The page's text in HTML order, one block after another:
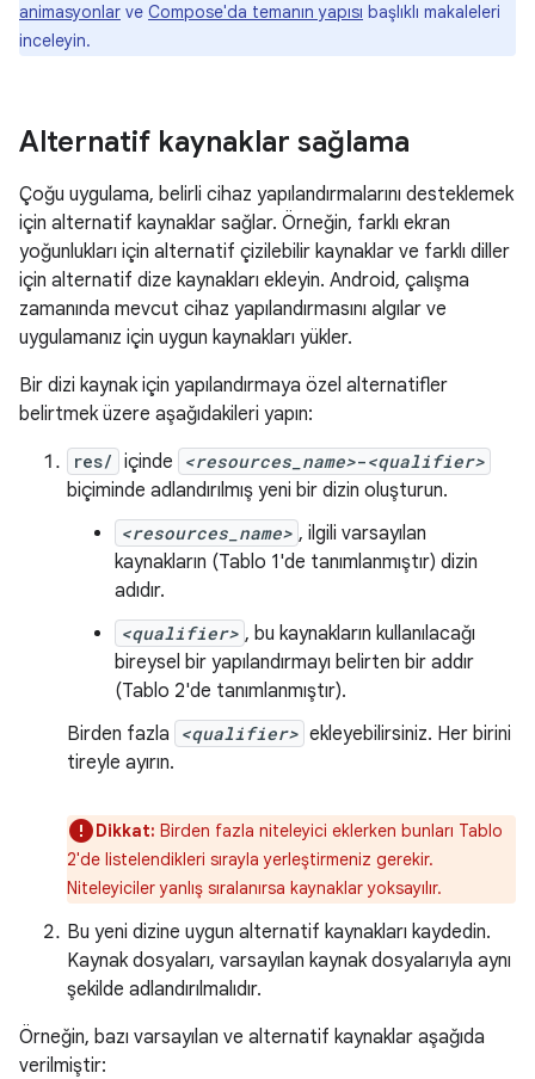
animasyonlar ve Compose'da temanın yapısı başlıklı makaleleri
inceleyin.
Alternatif kaynaklar sağlama
Çoğu uygulama, belirli cihaz yapılandırmalarını desteklemek
için alternatif kaynaklar sağlar. Örneğin, farklı ekran
yoğunlukları için alternatif çizilebilir kaynaklar ve farklı diller
için alternatif dize kaynakları ekleyin. Android, çalışma
zamanında mevcut cihaz yapılandırmasını algılar ve
uygulamanız için uygun kaynakları yükler.
Bir dizi kaynak için yapılandırmaya özel alternatifler
belirtmek üzere aşağıdakileri yapın:
res/ içinde <resources_name>-<qualifier>
biçiminde adlandırılmış yeni bir dizin oluşturun.
<resources_name> , ilgili varsayılan
kaynakların (Tablo 1'de tanımlanmıştır) dizin
adıdır.
<qualifier> , bu kaynakların kullanılacağı
bireysel bir yapılandırmayı belirten bir addır
(Tablo 2'de tanımlanmıştır).
Birden fazla
<qualifier> ekleyebilirsiniz. Her birini
tireyle ayırın.
Dikkat: Birden fazla niteleyici eklerken bunları Tablo
2'de listelendikleri sırayla yerleştirmeniz gerekir.
Niteleyiciler yanlış sıralanırsa kaynaklar yoksayılır.
Bu yeni dizine uygun alternatif kaynakları kaydedin.
Kaynak dosyaları, varsayılan kaynak dosyalarıyla aynı
şekilde adlandırılmalıdır.
Örneğin, bazı varsayılan ve alternatif kaynaklar aşağıda
verilmiştir: